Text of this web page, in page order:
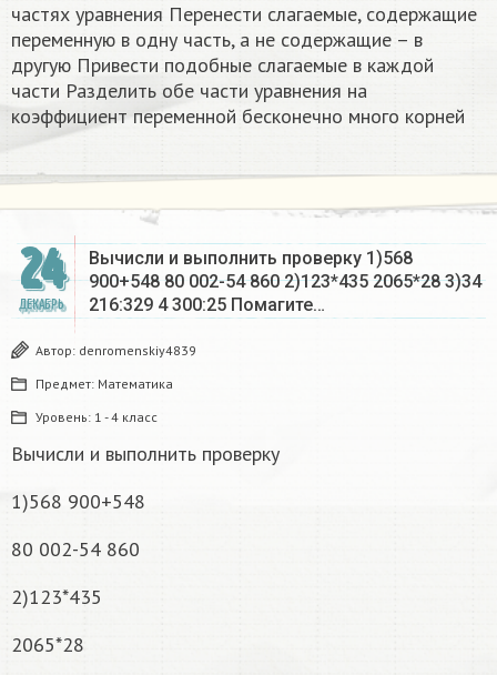
частях уравнения Перенести слагаемые, содержащие
переменную в одну часть, а не содержащие – в
другую Привести подобные слагаемые в каждой
части Разделить обе части уравнения на
коэффициент переменной бесконечно много корней​
24
ДЕКАБРЬ
Вычисли и выполнить проверку 1)568
900+548 80 002-54 860 2)123*435 2065*28 3)34
216:329 4 300:25 Помагите…
Автор: denromenskiy4839
Предмет: Математика
Уровень: 1 - 4 класс
Вычисли и выполнить проверку
1)568 900+548
80 002-54 860
2)123*435
2065*28